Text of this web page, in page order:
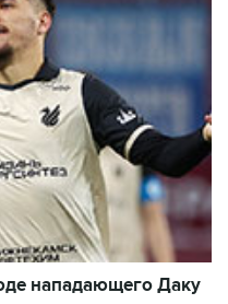
нападающего Даку